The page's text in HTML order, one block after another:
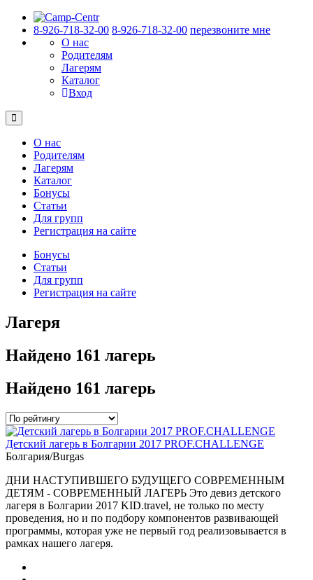
8-926-718-32-00 8-926-718-32-00 перезвоните мне
О нас
Родителям
Лагерям
Каталог
Вход
О нас
Родителям
Лагерям
Каталог
Бонусы
Статьи
Для групп
Регистрация на сайте
Бонусы
Статьи
Для групп
Регистрация на сайте
Лагеря
Найдено 161 лагерь
Найдено 161 лагерь
Детский лагерь в Болгарии 2017 PROF.CHALLENGE
Болгария/Burgas
ДНИ НАСТУПИВШЕГО БУДУЩЕГО СОВРЕМЕННЫМ
ДЕТЯМ - СОВРЕМЕННЫЙ ЛАГЕРЬ Это девиз детского
лагеря в Болгарии 2017 KID.travel, не только по месту
проведения, но и по подбору компонентов развивающей
программы, которая уже не первый год реализовывается в
рамках нашего лагеря.